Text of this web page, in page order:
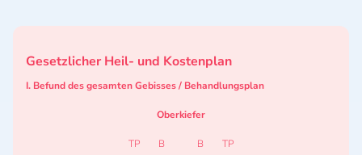
Gesetzlicher Heil- und Kostenplan
I. Befund des gesamten Gebisses / Behandlungsplan
Oberkiefer
TP B B
TP